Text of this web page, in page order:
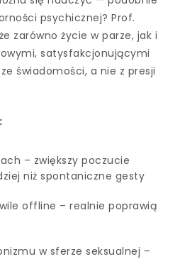
psychicznej? Prof.
zarówno życie w parze, jak i
satysfakcjonującymi
świadomości, a nie z presji
– zwiększy poczucie
niż spontaniczne gesty
offline – realnie poprawią
w sferze seksualnej –